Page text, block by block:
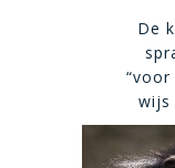
De
wijs